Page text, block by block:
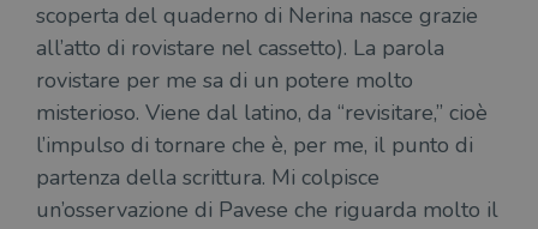
scoperta del quaderno di Nerina nasce grazie
all’atto di rovistare nel cassetto). La parola
rovistare per me sa di un potere molto
misterioso. Viene dal latino, da “revisitare,” cioè
l’impulso di tornare che è, per me, il punto di
partenza della scrittura. Mi colpisce
un’osservazione di Pavese che riguarda molto il